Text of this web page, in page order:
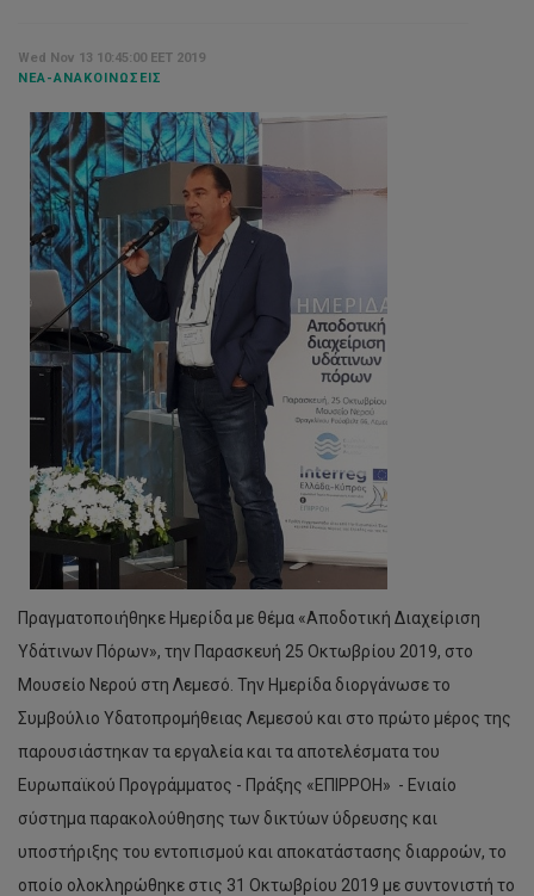
Wed Nov 13 10:45:00 EET 2019
ΝΈΑ-ΑΝΑΚΟΙΝΏΣΕΙΣ
Πραγματοποιήθηκε Ημερίδα με θέμα «Αποδοτική Διαχείριση
Υδάτινων Πόρων», την Παρασκευή 25 Οκτωβρίου 2019, στο
Μουσείο Νερού στη Λεμεσό. Την Ημερίδα διοργάνωσε το
Συμβούλιο Υδατοπρομήθειας Λεμεσού και στο πρώτο μέρος της
παρουσιάστηκαν τα εργαλεία και τα αποτελέσματα του
Ευρωπαϊκού Προγράμματος - Πράξης «ΕΠΙΡΡΟΗ» - Ενιαίο
σύστημα παρακολούθησης των δικτύων ύδρευσης και
υποστήριξης του εντοπισμού και αποκατάστασης διαρροών, το
οποίο ολοκληρώθηκε στις 31 Οκτωβρίου 2019 με συντονιστή το